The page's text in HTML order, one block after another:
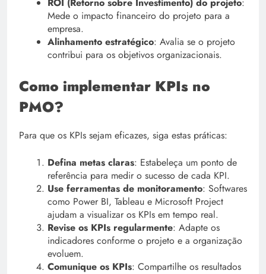
ROI (Retorno sobre Investimento) do projeto:
Mede o impacto financeiro do projeto para a
empresa.
Alinhamento estratégico: Avalia se o projeto
contribui para os objetivos organizacionais.
Como implementar KPIs no
PMO?
Para que os KPIs sejam eficazes, siga estas práticas:
Defina metas claras: Estabeleça um ponto de
referência para medir o sucesso de cada KPI.
Use ferramentas de monitoramento: Softwares
como Power BI, Tableau e Microsoft Project
ajudam a visualizar os KPIs em tempo real.
Revise os KPIs regularmente: Adapte os
indicadores conforme o projeto e a organização
evoluem.
Comunique os KPIs: Compartilhe os resultados